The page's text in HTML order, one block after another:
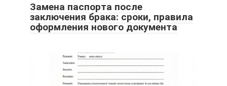
Замена паспорта после
заключения брака: сроки, правила
оформления нового документа